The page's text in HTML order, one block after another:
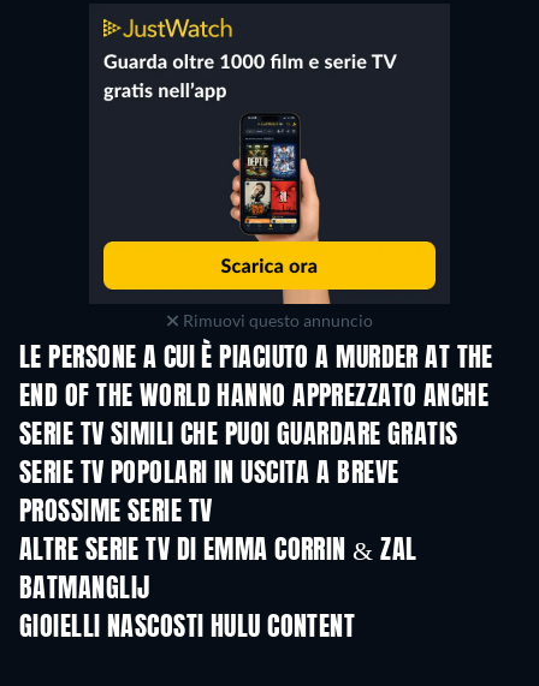
Rimuovi questo annuncio
LE PERSONE A CUI È PIACIUTO A MURDER AT THE
END OF THE WORLD HANNO APPREZZATO ANCHE
TV TV
SERIE TV SIMILI CHE PUOI GUARDARE GRATIS
TV
SERIE TV POPOLARI IN USCITA A BREVE
TV TV
PROSSIME SERIE TV
Stagione 6
ALTRE SERIE TV DI EMMA CORRIN & ZAL
BATMANGLIJ
GIOIELLI NASCOSTI HULU CONTENT